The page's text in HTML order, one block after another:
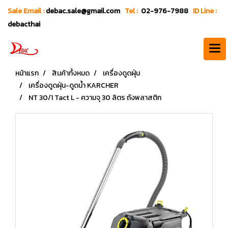
Sale Email :debac.sale@gmail.com Tel : 02-976-7988 ID Line :
debacthai
หน้าแรก สินค้าทั้งหมด
เครื่องดูดฝุ่น
เครื่องดูดฝุ่น-ดูดน้ำ KARCHER
NT 30/1 Tact L - ความจุ 30 ลิตร ถังพลาสติก